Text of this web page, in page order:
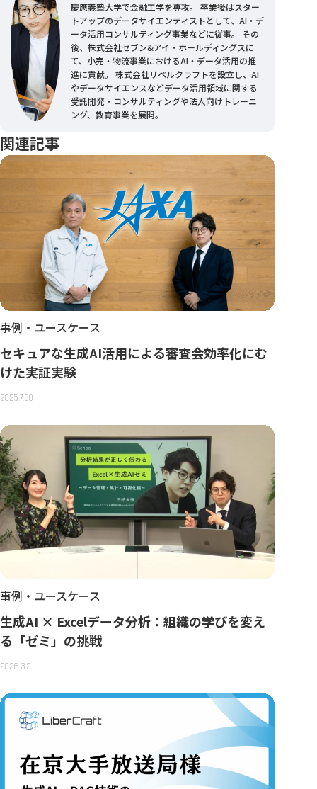
慶應義塾大学で金融工学を専攻。 卒業後はスター
トアップのデータサイエンティストとして、AI・デ
ータ活用コンサルティング事業などに従事。 その
後、株式会社セブン&アイ・ホールディングスに
て、小売・物流事業におけるAI・データ活用の推
進に貢献。 株式会社リベルクラフトを設立し、AI
やデータサイエンスなどデータ活用領域に関する
受託開発・コンサルティングや法人向けトレーニ
ング、教育事業を展開。
関連記事
事例・ユースケース
セキュアな生成AI活用による審査会効率化にむ
けた実証実験
2025.7.30
事例・ユースケース
生成AI × Excelデータ分析：組織の学びを変え
る「ゼミ」の挑戦
2026.3.2